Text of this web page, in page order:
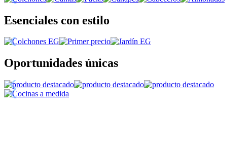
Esenciales con estilo
Oportunidades únicas